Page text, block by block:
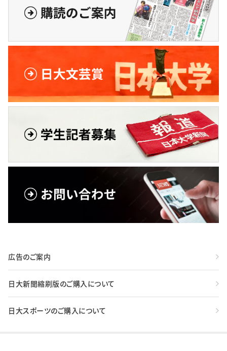
広告のご案内
日大新聞縮刷版のご購入について
日大スポーツのご購入について